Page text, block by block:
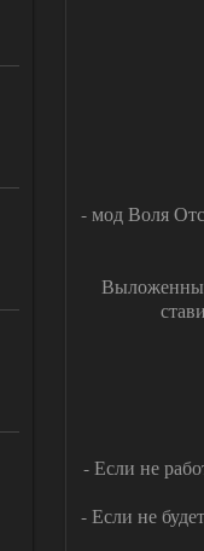
- мод Воля
- Если не
- Если не